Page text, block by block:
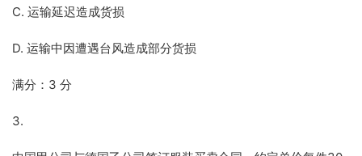
C. 运输延迟造成货损
D. 运输中因遭遇台风造成部分货损
满分：3 分
3.